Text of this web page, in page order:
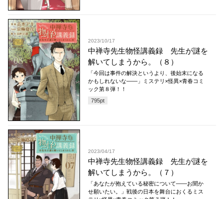
2023/10/17
中禅寺先生物怪講義録 先生が謎を
解いてしまうから。（８）
「今回は事件の解決というより、後始末になる
かもしれないな――」ミステリ×怪異×青春コミ
ック第８弾！！
795pt
2023/04/17
中禅寺先生物怪講義録 先生が謎を
解いてしまうから。（７）
「あなたが抱えている秘密について――お聞か
せ願いたい。」戦後の日本を舞台におくるミス